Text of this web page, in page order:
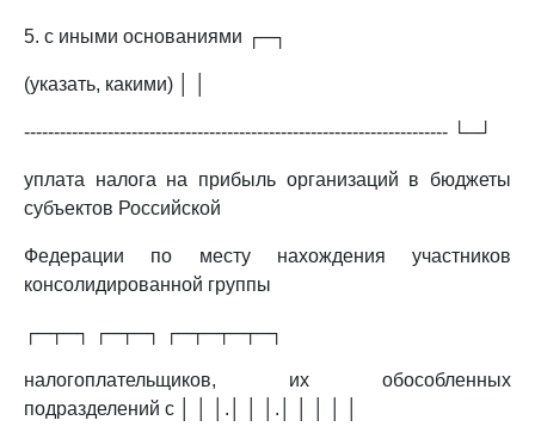
5. с иными основаниями ┌─┐
(указать, какими) │ │
----------------------------------------------------------------------- └─┘
уплата налога на прибыль организаций в бюджеты
субъектов Российской
Федерации по месту нахождения участников
консолидированной группы
┌─┬─┐ ┌─┬─┐ ┌─┬─┬─┬─┐
налогоплательщиков, их обособленных
подразделений с │ │ │.│ │ │.│ │ │ │ │